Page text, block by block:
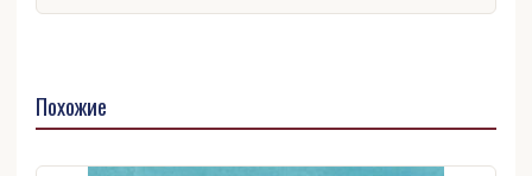
Похожие